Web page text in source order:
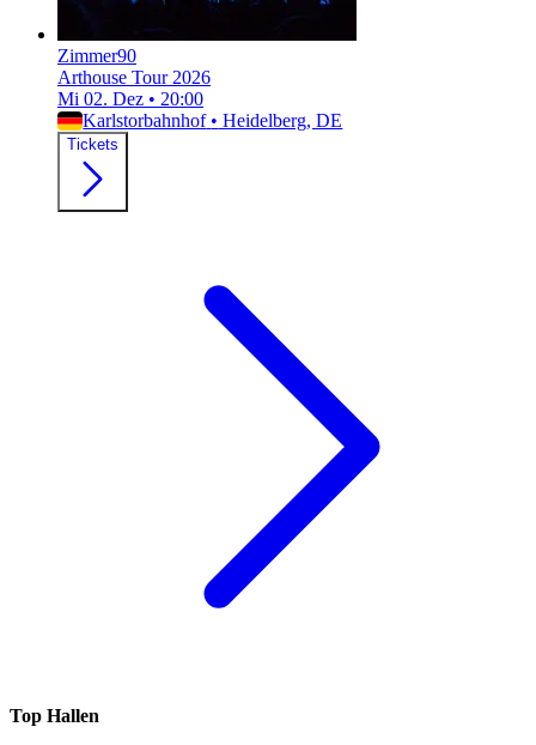
Zimmer90
Arthouse Tour 2026
Mi 02. Dez • 20:00
Karlstorbahnhof • Heidelberg, DE
Tickets
Top Hallen